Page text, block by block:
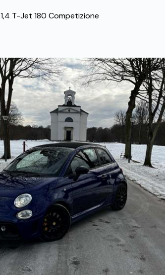
1,4 T-Jet 180 Competizione